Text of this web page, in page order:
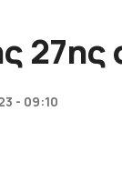
27ης
- 09:10